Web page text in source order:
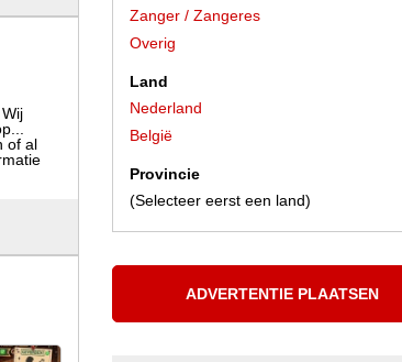
of al
Zanger / Zangeres
Overig
Land
Nederland
België
Provincie
(Selecteer eerst een land)
ADVERTENTIE PLAATSEN